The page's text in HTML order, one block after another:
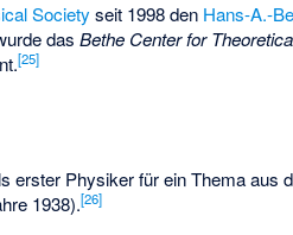
Society seit 1998 den Hans-A.-
dasBethe Center for
[25]
erster Physiker für ein Thema aus
1938).[26]